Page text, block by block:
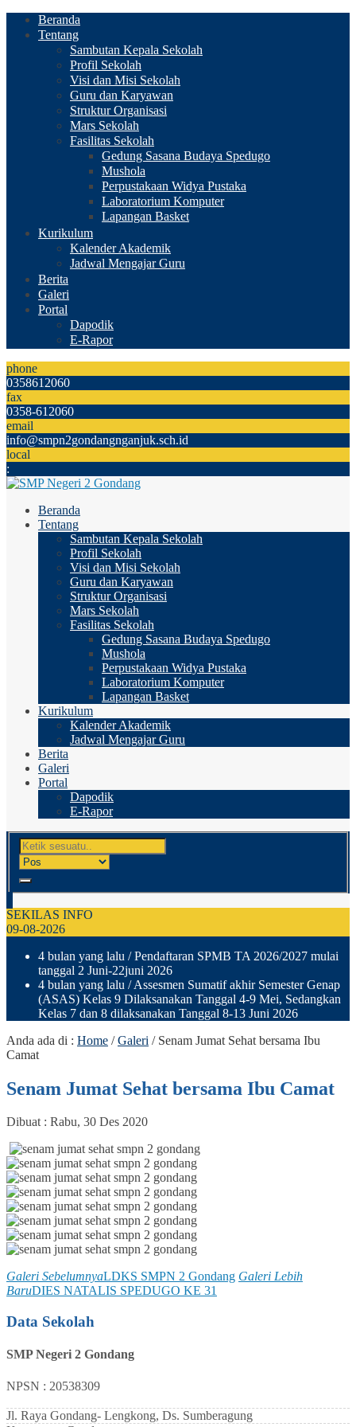
Beranda
Tentang
Sambutan Kepala Sekolah
Profil Sekolah
Visi dan Misi Sekolah
Guru dan Karyawan
Struktur Organisasi
Mars Sekolah
Fasilitas Sekolah
Gedung Sasana Budaya Spedugo
Mushola
Perpustakaan Widya Pustaka
Laboratorium Komputer
Lapangan Basket
Kurikulum
Kalender Akademik
Jadwal Mengajar Guru
Berita
Galeri
Portal
Dapodik
E-Rapor
phone
0358612060
fax
0358-612060
email
info@smpn2gondangnganjuk.sch.id
local
:
Beranda
Tentang
Sambutan Kepala Sekolah
Profil Sekolah
Visi dan Misi Sekolah
Guru dan Karyawan
Struktur Organisasi
Mars Sekolah
Fasilitas Sekolah
Gedung Sasana Budaya Spedugo
Mushola
Perpustakaan Widya Pustaka
Laboratorium Komputer
Lapangan Basket
Kurikulum
Kalender Akademik
Jadwal Mengajar Guru
Berita
Galeri
Portal
Dapodik
E-Rapor
SEKILAS INFO
09-08-2026
4 bulan yang lalu / Pendaftaran SPMB TA 2026/2027 mulai
tanggal 2 Juni-22juni 2026
4 bulan yang lalu / Assesmen Sumatif akhir Semester Genap
(ASAS) Kelas 9 Dilaksanakan Tanggal 4-9 Mei, Sedangkan
Kelas 7 dan 8 dilaksanakan Tanggal 8-13 Juni 2026
Anda ada di : Home /Galeri / Senam Jumat Sehat bersama Ibu
Camat
Senam Jumat Sehat bersama Ibu Camat
Dibuat : Rabu, 30 Des 2020
Galeri SebelumnyaLDKS SMPN 2 Gondang Galeri Lebih
BaruDIES NATALIS SPEDUGO KE 31
Data Sekolah
SMP Negeri 2 Gondang
NPSN : 20538309
Jl. Raya Gondang- Lengkong, Ds. Sumberagung